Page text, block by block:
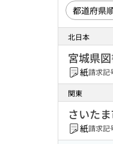
北日本
宮城県
紙請求記
関東
さいた
紙請求記